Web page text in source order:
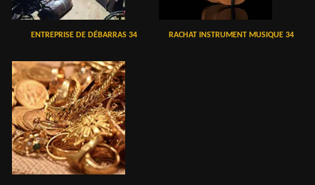
ENTREPRISE DE DÉBARRAS 34 RACHAT INSTRUMENT MUSIQUE 34